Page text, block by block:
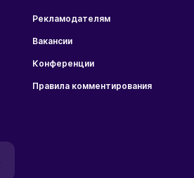
Рекламодателям
Вакансии
Конференции
Правила комментирования